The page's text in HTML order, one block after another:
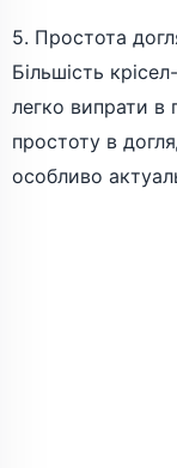
5. Простота
Більшість
легко випрати в
простоту в
особливо